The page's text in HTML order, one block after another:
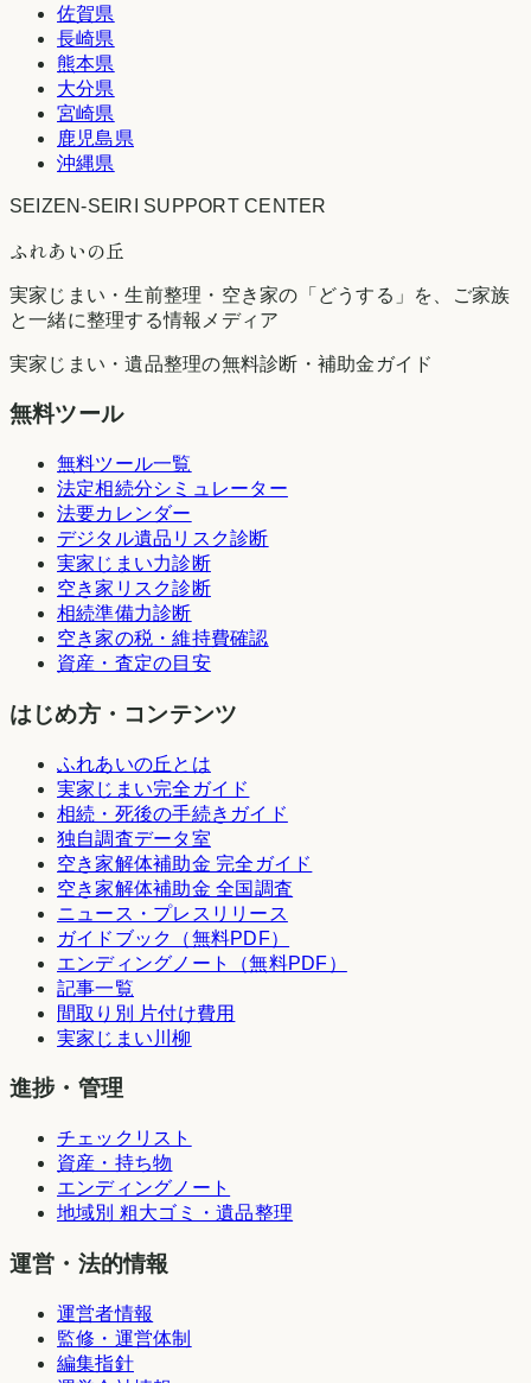
佐賀県
長崎県
熊本県
大分県
宮崎県
鹿児島県
沖縄県
SEIZEN-SEIRI SUPPORT CENTER
ふれあいの丘
実家じまい・生前整理・空き家の「どうする」を、ご家族
と一緒に整理する情報メディア
実家じまい・遺品整理の無料診断・補助金ガイド
無料ツール
無料ツール一覧
法定相続分シミュレーター
法要カレンダー
デジタル遺品リスク診断
実家じまい力診断
空き家リスク診断
相続準備力診断
空き家の税・維持費確認
資産・査定の目安
はじめ方・コンテンツ
ふれあいの丘とは
実家じまい完全ガイド
相続・死後の手続きガイド
独自調査データ室
空き家解体補助金 完全ガイド
空き家解体補助金 全国調査
ニュース・プレスリリース
ガイドブック（無料PDF）
エンディングノート（無料PDF）
記事一覧
間取り別 片付け費用
実家じまい川柳
進捗・管理
チェックリスト
資産・持ち物
エンディングノート
地域別 粗大ゴミ・遺品整理
運営・法的情報
運営者情報
監修・運営体制
編集指針